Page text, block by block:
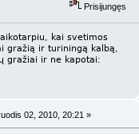
Prisijungęs
kai svetimos
gražią ir turiningą kalbą,
gražiai ir ne kapotai:
02, 2010, 20:21 »